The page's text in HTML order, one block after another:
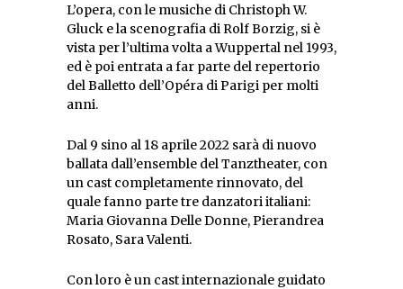
L’opera, con le musiche di Christoph W.
Gluck e la scenografia di Rolf Borzig, si è
vista per l’ultima volta a Wuppertal nel 1993,
ed è poi entrata a far parte del repertorio
del Balletto dell’Opéra di Parigi per molti
anni.
Dal 9 sino al 18 aprile 2022 sarà di nuovo
ballata dall’ensemble del Tanztheater, con
un cast completamente rinnovato, del
quale fanno parte tre danzatori italiani:
Maria Giovanna Delle Donne, Pierandrea
Rosato, Sara Valenti.
Con loro è un cast internazionale guidato